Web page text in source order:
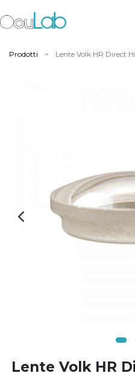
Prodotti Lente Volk HR Direct
Lente Volk HR